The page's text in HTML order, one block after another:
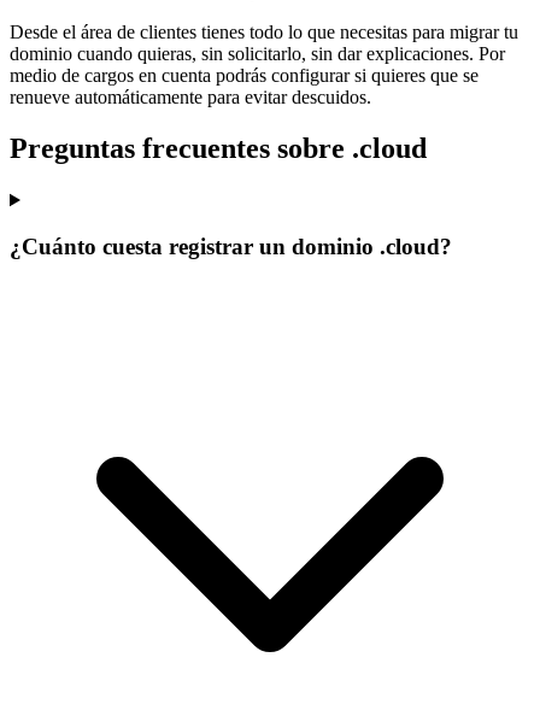
Desde el área de clientes tienes todo lo que necesitas para migrar tu
dominio cuando quieras, sin solicitarlo, sin dar explicaciones. Por
medio de cargos en cuenta podrás configurar si quieres que se
renueve automáticamente para evitar descuidos.
Preguntas frecuentes sobre .cloud
¿Cuánto cuesta registrar un dominio .cloud?